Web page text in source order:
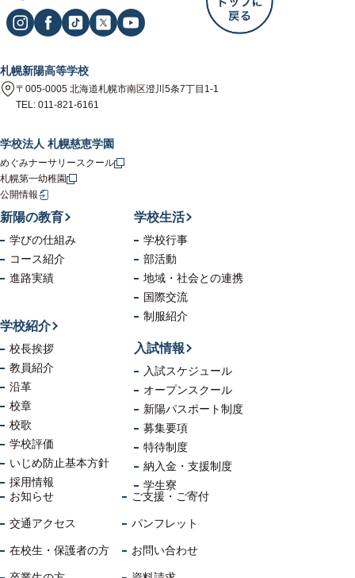
札幌新陽高等学校
〒005-0005 北海道札幌市南区澄川5条7丁目1-1
TEL: 011-821-6161
学校法人 札幌慈恵学園
めぐみナーサリースクール
札幌第一幼稚園
公開情報
新陽の教育
学びの仕組み
コース紹介
進路実績
学校生活
学校行事
部活動
地域・社会との連携
国際交流
制服紹介
学校紹介
校長挨拶
教員紹介
沿革
校章
校歌
学校評価
いじめ防止基本方針
採用情報
入試情報
入試スケジュール
オープンスクール
新陽パスポート制度
募集要項
特待制度
納入金・支援制度
学生寮
お知らせ
交通アクセス
在校生・保護者の方
ご支援・ご寄付
パンフレット
お問い合わせ